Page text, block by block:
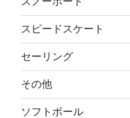
スピードスケート
セーリング
その他
ソフトボール